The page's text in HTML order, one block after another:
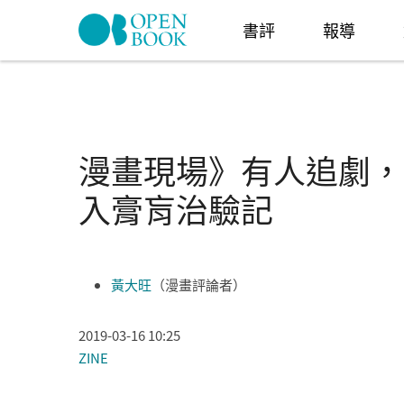
Skip to navigation
書評 報導
漫畫現場》有人追劇
入膏肓治驗記
黃大旺 （漫畫評論者）
2019-03-16 10:25
ZINE